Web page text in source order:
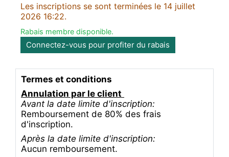
Les inscriptions se sont terminées le 14 juillet
2026 16:22.
Rabais membre disponible.
Connectez-vous pour profiter du rabais
Termes et conditions
Annulation par le client
Avant la date limite d'inscription:
Remboursement de 80% des frais
d'inscription.
Après la date limite d'inscription:
Aucun remboursement.